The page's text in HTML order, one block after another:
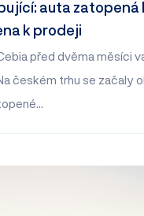
auta zatopená
k prodeji
před dvěma měsíci
českém trhu se začaly